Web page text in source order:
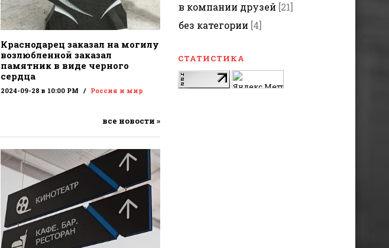
Краснодарец заказал на могилу
возлюбленной заказал
памятник в виде черного
сердца
2024-09-28 в 10:00 PM Россия и мир
все новости »
в компании друзей [21]
без категории [4]
СТАТИСТИКА